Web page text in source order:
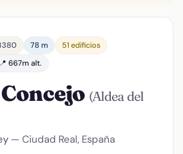
78 m
51 edificios
📍 667m alt.
(Aldea del
— Ciudad Real, España